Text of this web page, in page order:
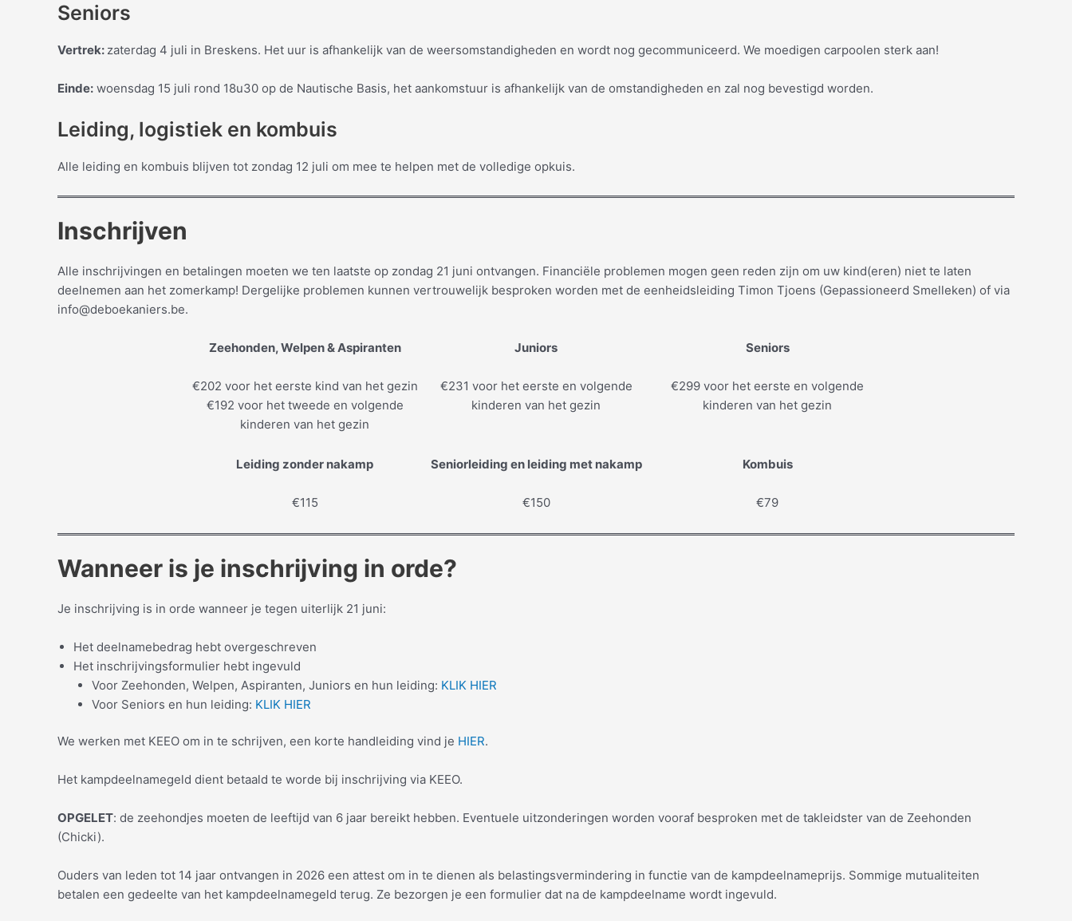
Seniors
Vertrek: zaterdag 4 juli in Breskens. Het uur is afhankelijk van de weersomstandigheden en wordt nog gecommuniceerd. We moedigen carpoolen sterk aan!
Einde: woensdag 15 juli rond 18u30 op de Nautische Basis, het aankomstuur is afhankelijk van de omstandigheden en zal nog bevestigd worden.
Leiding, logistiek en kombuis
Alle leiding en kombuis blijven tot zondag 12 juli om mee te helpen met de volledige opkuis.
Inschrijven
Alle inschrijvingen en betalingen moeten we ten laatste op zondag 21 juni ontvangen. Financiële problemen mogen geen reden zijn om uw kind(eren) niet te laten
deelnemen aan het zomerkamp! Dergelijke problemen kunnen vertrouwelijk besproken worden met de eenheidsleiding Timon Tjoens (Gepassioneerd Smelleken) of via
info@deboekaniers.be.
Zeehonden, Welpen & Aspiranten
€202 voor het eerste kind van het gezin
€192 voor het tweede en volgende
kinderen van het gezin
Juniors
€231 voor het eerste en volgende
kinderen van het gezin
Seniors
€299 voor het eerste en volgende
kinderen van het gezin
Leiding zonder nakamp
€115
Seniorleiding en leiding met nakamp
€150
Kombuis
€79
Wanneer is je inschrijving in orde?
Je inschrijving is in orde wanneer je tegen uiterlijk 21 juni:
Het deelnamebedrag hebt overgeschreven
Het inschrijvingsformulier hebt ingevuld
Voor Zeehonden, Welpen, Aspiranten, Juniors en hun leiding: KLIK HIER
Voor Seniors en hun leiding: KLIK HIER
We werken met KEEO om in te schrijven, een korte handleiding vind je HIER.
Het kampdeelnamegeld dient betaald te worde bij inschrijving via KEEO.
OPGELET: de zeehondjes moeten de leeftijd van 6 jaar bereikt hebben. Eventuele uitzonderingen worden vooraf besproken met de takleidster van de Zeehonden
(Chicki).
Ouders van leden tot 14 jaar ontvangen in 2026 een attest om in te dienen als belastingsvermindering in functie van de kampdeelnameprijs. Sommige mutualiteiten
betalen een gedeelte van het kampdeelnamegeld terug. Ze bezorgen je een formulier dat na de kampdeelname wordt ingevuld.